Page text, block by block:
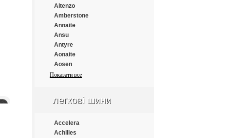
Altenzo
Amberstone
Annaite
Ansu
Antyre
Aonaite
Aosen
Aplus
Armforce
Atlander
Aufine
Показати все
легкові шини
Accelera
Achilles